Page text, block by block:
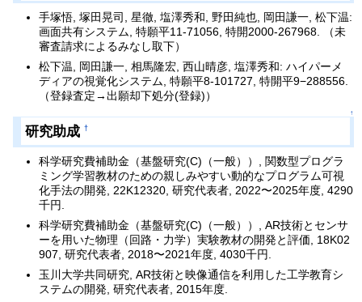
手塚悟, 塚田晃司, 星徹, 塩澤秀和, 野田純也, 岡田謙一, 松下温:
画面共有システム, 特願平11-71056, 特開2000-267968. （未
審査請求によるみなし取下）
松下温, 岡田謙一, 相馬隆宏, 西山晴彦, 塩澤秀和: ハイパーメ
ディアの視覚化システム, 特願平8-101727, 特開平9−288556.
（登録査定→出願却下処分(登録)）
↑
研究助成 †
科学研究費補助金（基盤研究(C)（一般））, 関数型プログラ
ミング学習教材のための親しみやすい動的なプログラム可視
化手法の開発, 22K12320, 研究代表者, 2022〜2025年度, 4290
千円.
科学研究費補助金（基盤研究(C)（一般））, AR技術とセンサ
ーを用いた物理（回路・力学）実験教材の開発と評価, 18K02
907, 研究代表者, 2018〜2021年度, 4030千円.
玉川大学共同研究, AR技術と映像通信を利用した工学教育シ
ステムの開発, 研究代表者, 2015年度.